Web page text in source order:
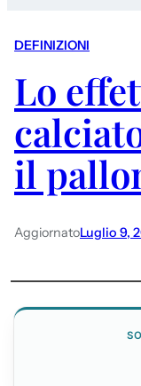
DEFINIZIONI
Lo
il
AggiornatoLuglio 9,